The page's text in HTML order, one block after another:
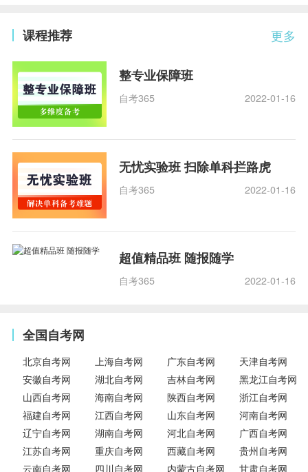
更多
课程推荐
整专业保障班
自考365 2022-01-16
无忧实验班 扫除单科拦路虎
自考365 2022-01-16
超值精品班 随报随学
自考365 2022-01-16
全国自考网
北京自考网 上海自考网 广东自考网
天津自考网
安徽自考网
湖北自考网 吉林自考网
黑龙江自考网
山西自考网
海南自考网 陕西自考网
浙江自考网
福建自考网
江西自考网 山东自考网
河南自考网
辽宁自考网
湖南自考网 河北自考网
广西自考网
江苏自考网
重庆自考网 西藏自考网
贵州自考网
云南自考网
四川自考网 内蒙古自考网 甘肃自考网